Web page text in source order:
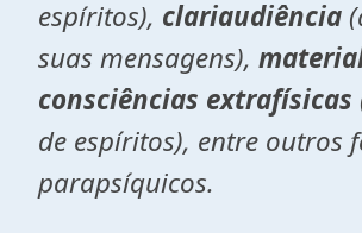
espíritos), clariaudiência
suas mensagens),
consciências extrafísicas
de espíritos), entre outros
parapsíquicos.